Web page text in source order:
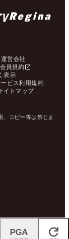
運営会社
会員規約
表示
ビス利用規約
イトマップ
コピー等は禁じま
閉じる
PGA